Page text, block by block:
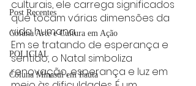
Post Recentes
Coluna Arte e Cultura em Ação
POLICIAL
Coluna Minasul em Pauta
culturais, ele carrega significados
que tocam várias dimensões da
vida humana.
Em se tratando de esperança e
sentido, o Natal simboliza
renovação, esperança e luz em